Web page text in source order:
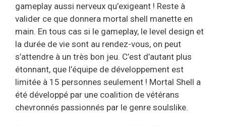
gameplay aussi nerveux qu’exigeant ! Reste à
valider ce que donnera mortal shell manette en
main. En tous cas si le gameplay, le level design et
la durée de vie sont au rendez-vous, on peut
s’attendre à un très bon jeu. C’est d’autant plus
étonnant, que l’équipe de développement est
limitée à 15 personnes seulement ! Mortal Shell a
été développé par une coalition de vétérans
chevronnés passionnés par le genre soulslike.